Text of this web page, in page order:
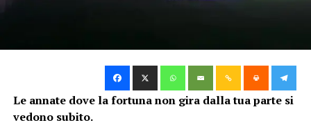
Le annate dove la fortuna non gira dalla tua parte si
vedono subito.